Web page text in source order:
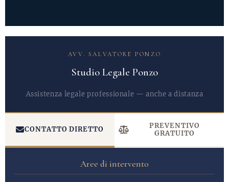
AVV. SALVATORE PONZO
Studio Legale Ponzo
Assistenza legale professionale — anche a distanza
CONTATTO DIRETTO
PREVENTIVO
GRATUITO
Aree di intervento